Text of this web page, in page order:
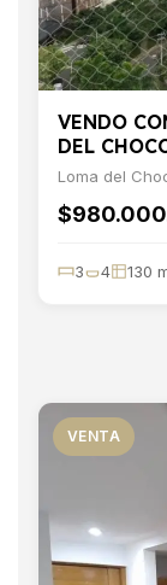
VENDO
DEL
Loma del
3 4 130
VENTA